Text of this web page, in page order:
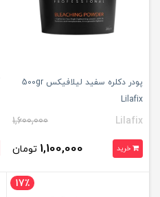
پودر دکلره سفید لیلافیکس 500gr
Lilafix
Lilafix
1,600,000
خرید 1,100,000 تومان
17٪